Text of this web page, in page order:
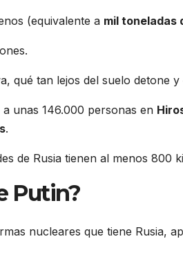
(equivalente a mil toneladas
qué tan lejos del suelo detone
unas 146.000 personas en
.
de Rusia tienen al menos 800
Putin?
nucleares que tiene Rusia,